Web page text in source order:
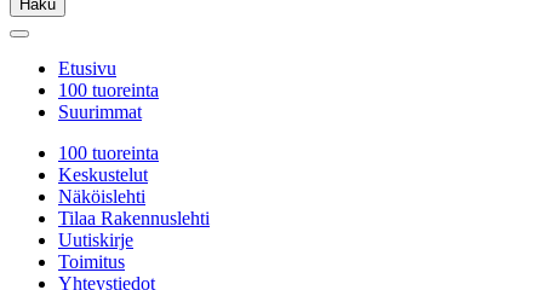
Haku
Etusivu
100 tuoreinta
Suurimmat
100 tuoreinta
Keskustelut
Näköislehti
Tilaa Rakennuslehti
Uutiskirje
Toimitus
Yhteystiedot